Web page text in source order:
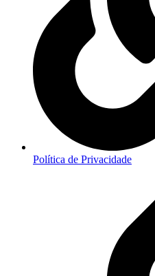
Política de Privacidade